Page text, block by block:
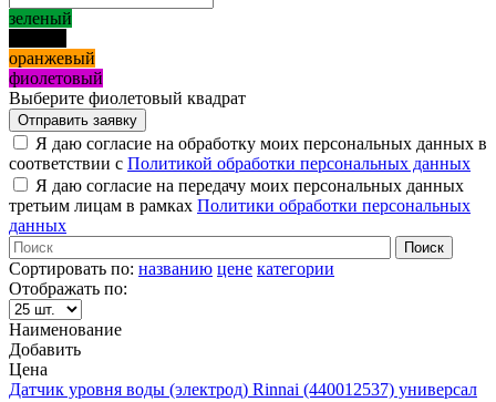
зеленый
оранжевый
фиолетовый
Выберите фиолетовый квадрат
Я даю согласие на обработку моих персональных данных в
соответствии с Политикой обработки персональных данных
Я даю согласие на передачу моих персональных данных
третьим лицам в рамках Политики обработки персональных
данных
Сортировать по: названию цене категории
Отображать по:
Наименование
Добавить
Цена
Датчик уровня воды (электрод) Rinnai (440012537) универсал